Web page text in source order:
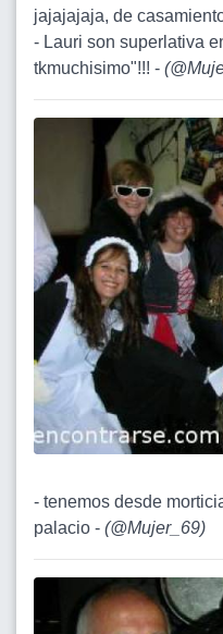
jajajajaja, de
- Lauri son superlativa
tkmuchisimo"!!! - (
- tenemos desde
palacio - (@Mujer_69)